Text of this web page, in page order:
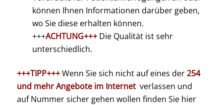
können Ihnen Informationen darüber geben,
wo Sie diese erhalten können.
+++ACHTUNG+++Die Qualität ist sehr
unterschiedlich.
+++TIPP+++Wenn Sie sich nicht auf eines der254
und mehr Angebote im Internet verlassen und
auf Nummer sicher gehen wollen finden Sie hier